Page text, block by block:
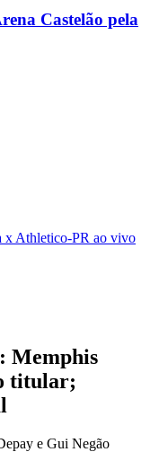
Castelão pela
x Athletico-PR ao vivo
Memphis
titular;
e Gui Negão